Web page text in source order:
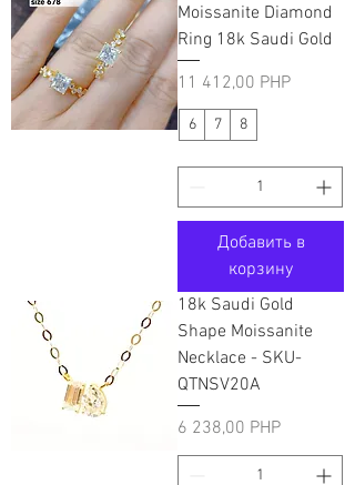
Moissanite Diamond
Ring 18k Saudi Gold
Цена
11 412,00 PHP
6 7 8
Добавить в
корзину
18k Saudi Gold
Shape Moissanite
Necklace - SKU-
QTNSV20A
Цена
6 238,00 PHP